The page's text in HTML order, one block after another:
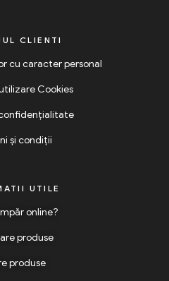
CLIENTI
cu caracter personal
Cookies
și condiții
UTILE
online?
produse
produse